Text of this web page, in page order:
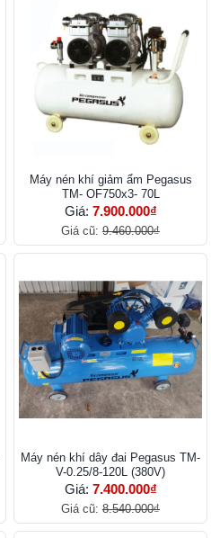
Máy nén khí giảm ẩm Pegasus
TM- OF750x3- 70L
Giá: 7.900.000₫
Giá cũ: 9.460.000₫
Máy nén khí dây đai Pegasus TM-
V-0.25/8-120L (380V)
Giá: 7.400.000₫
Giá cũ: 8.540.000₫